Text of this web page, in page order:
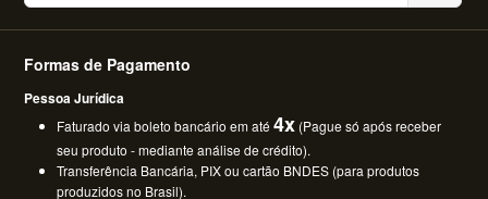
Formas de Pagamento
Pessoa Jurídica
Faturado via boleto bancário em até4x (Pague só após receber
seu produto - mediante análise de crédito).
Transferência Bancária, PIX ou cartão BNDES (para produtos
produzidos no Brasil).